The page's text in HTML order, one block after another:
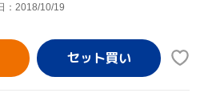
：2018/10/19